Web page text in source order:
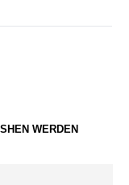
WERDEN